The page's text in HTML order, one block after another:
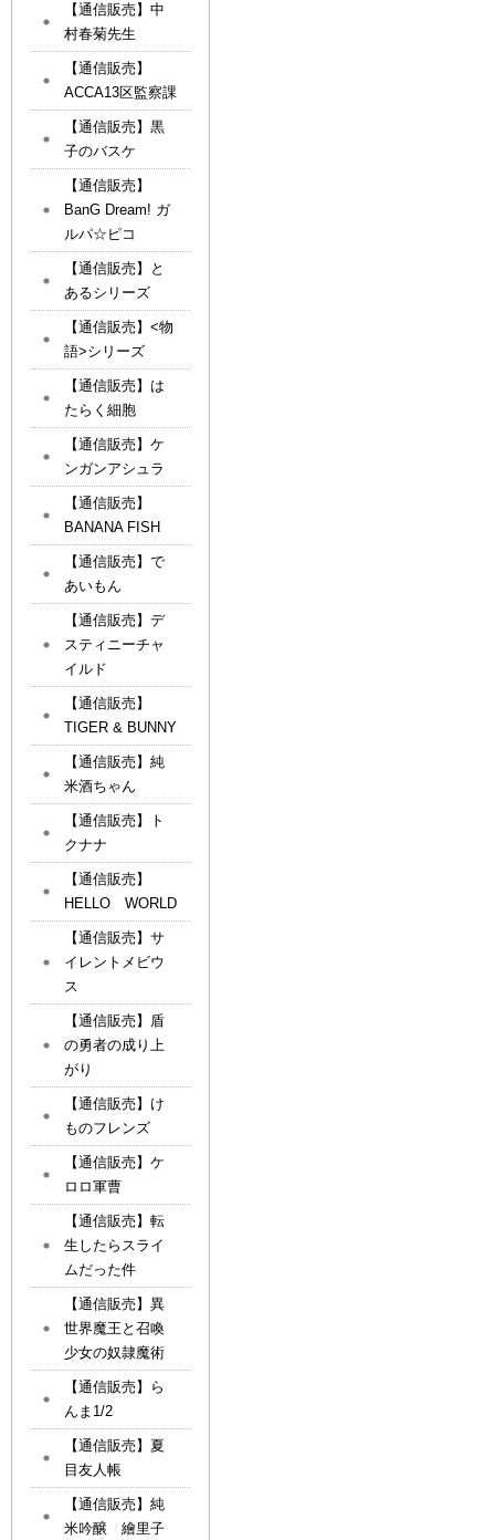
【通信販売】中
村春菊先生
【通信販売】
ACCA13区監察課
【通信販売】黒
子のバスケ
【通信販売】
BanG Dream! ガ
ルパ☆ピコ
【通信販売】と
あるシリーズ
【通信販売】<物
語>シリーズ
【通信販売】は
たらく細胞
【通信販売】ケ
ンガンアシュラ
【通信販売】
BANANA FISH
【通信販売】で
あいもん
【通信販売】デ
スティニーチャ
イルド
【通信販売】
TIGER & BUNNY
【通信販売】純
米酒ちゃん
【通信販売】ト
クナナ
【通信販売】
HELLO WORLD
【通信販売】サ
イレントメビウ
ス
【通信販売】盾
の勇者の成り上
がり
【通信販売】け
ものフレンズ
【通信販売】ケ
ロロ軍曹
【通信販売】転
生したらスライ
ムだった件
【通信販売】異
世界魔王と召喚
少女の奴隷魔術
【通信販売】ら
んま1/2
【通信販売】夏
目友人帳
【通信販売】純
米吟醸 繪里子